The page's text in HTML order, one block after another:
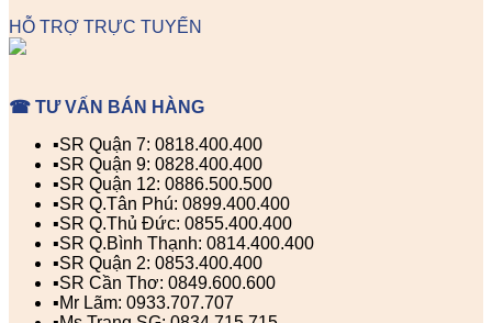
HỖ TRỢ TRỰC TUYẾN
☎ TƯ VẤN BÁN HÀNG
▪️SR Quận 7: 0818.400.400
▪️SR Quận 9: 0828.400.400
▪️SR Quận 12: 0886.500.500
▪️SR Q.Tân Phú: 0899.400.400
▪️SR Q.Thủ Đức: 0855.400.400
▪️SR Q.Bình Thạnh: 0814.400.400
▪️SR Quận 2: 0853.400.400
▪️SR Cần Thơ: 0849.600.600
▪️Mr Lãm: 0933.707.707